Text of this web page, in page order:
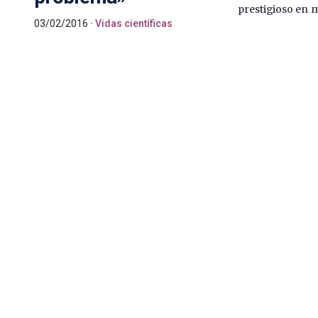
03/02/2016 Vidas científicas
prestigioso en